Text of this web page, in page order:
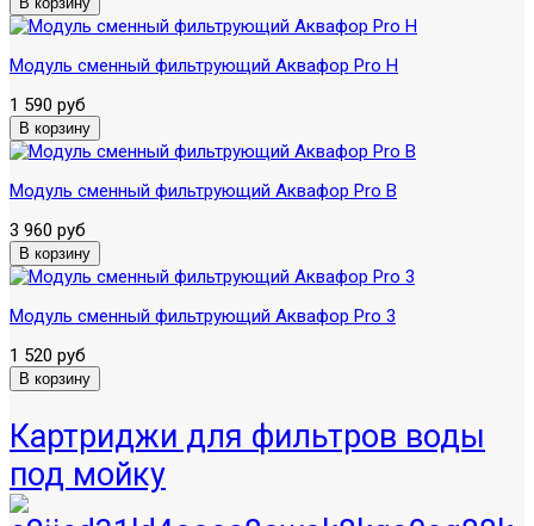
Модуль сменный фильтрующий Аквафор Pro H
1 590 руб
Модуль сменный фильтрующий Аквафор Pro B
3 960 руб
Модуль сменный фильтрующий Аквафор Pro 3
1 520 руб
Картриджи для фильтров воды
под мойку